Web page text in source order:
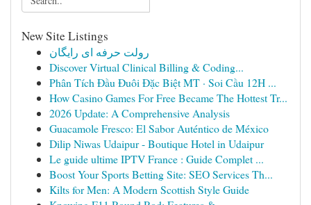
New Site Listings
رولت حرفه ای رایگان
Discover Virtual Clinical Billing & Coding...
Phân Tích Đầu Đuôi Đặc Biệt MT · Soi Cầu 12H ...
How Casino Games For Free Became The Hottest Tr...
2026 Update: A Comprehensive Analysis
Guacamole Fresco: El Sabor Auténtico de México
Dilip Niwas Udaipur - Boutique Hotel in Udaipur
Le guide ultime IPTV France : Guide Complet ...
Boost Your Sports Betting Site: SEO Services Th...
Kilts for Men: A Modern Scottish Style Guide